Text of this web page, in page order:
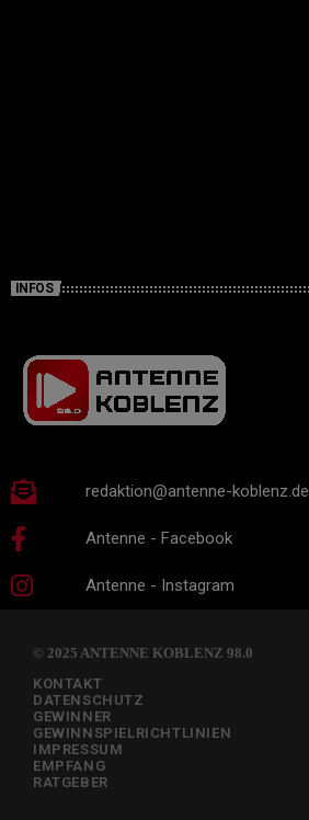
INFOS
redaktion@antenne-koblenz.de
Antenne - Facebook
Antenne - Instagram
© 2025 ANTENNE KOBLENZ 98.0
KONTAKT
DATENSCHUTZ
GEWINNER
GEWINNSPIELRICHTLINIEN
IMPRESSUM
EMPFANG
RATGEBER